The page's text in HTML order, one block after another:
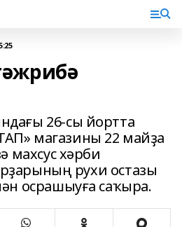
26-сы йортта
магазины 22 майҙа
махсус хәрби
рухи остазы
осрашыуға саҡыра.